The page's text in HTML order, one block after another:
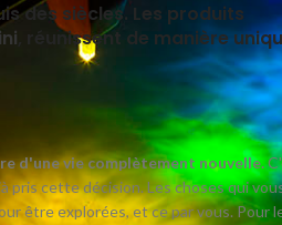
des siècles. Les produits
, réunissent de manière
d'une vie complètement nouvelle.
pris cette décision. Les choses qui
être explorées, et ce par vous. Pour